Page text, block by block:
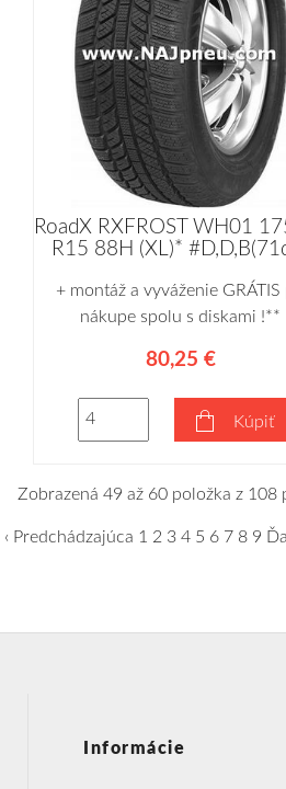
RoadX RXFROST WH01
R15 88H (XL)*
+ montáž a vyváženie GRÁTIS
nákupe spolu s diskami !**
80,25 €
Kúpiť
Zobrazená 49 až 60 položka z 108
‹ Predchádzajúca 1 2 3 4 5 6 7 8 9
Informácie